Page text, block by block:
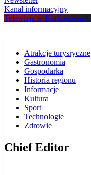
Kanal informacyjny
Telewizja w Karkonoszach
Atrakcje turysryczne
Gastronomia
Gospodarka
Historia regionu
Informacje
Kultura
Sport
Technologie
Zdrowie
Chief Editor